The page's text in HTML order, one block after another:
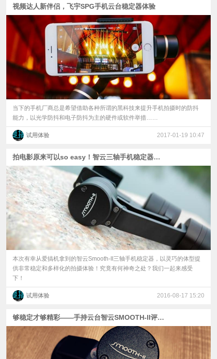
视频达人新伴侣，飞宇SPG手机云台稳定器体验
当下的手机厂商总是希望借助各种所谓的黑科技来提升手机拍摄时的防抖
能力，以光学防抖和电子防抖为主的硬件或软件举措……
试用体验 2017-01-19 10:47
拍电影原来可以so easy！智云三轴手机稳定器体验
本次有幸从爱搞机拿到的智云Smooth-II三轴手机稳定器，以灵巧的体型提
供非常稳定和多样化的拍摄体验！究竟有何神奇之处？我们一起来感受
下！
试用体验 2016-08-17 15:20
够稳定才够精彩——手持云台智云SMOOTH-II评测文